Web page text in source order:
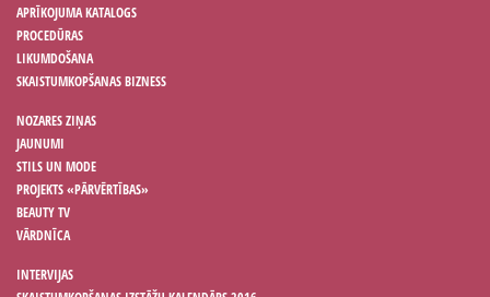
APRĪKOJUMA KATALOGS
PROCEDŪRAS
LIKUMDOŠANA
SKAISTUMKOPŠANAS BIZNESS
NOZARES ZIŅAS
JAUNUMI
STILS UN MODE
PROJEKTS «PĀRVĒRTĪBAS»
BEAUTY TV
VĀRDNĪCA
INTERVIJAS